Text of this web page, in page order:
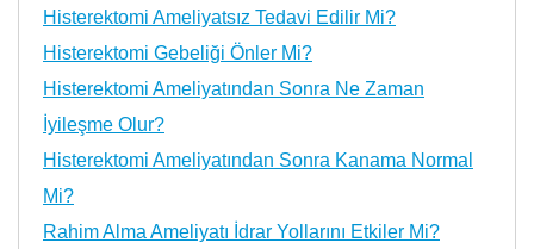
Histerektomi Ameliyatsız Tedavi Edilir Mi?
Histerektomi Gebeliği Önler Mi?
Histerektomi Ameliyatından Sonra Ne Zaman
İyileşme Olur?
Histerektomi Ameliyatından Sonra Kanama Normal
Mi?
Rahim Alma Ameliyatı İdrar Yollarını Etkiler Mi?